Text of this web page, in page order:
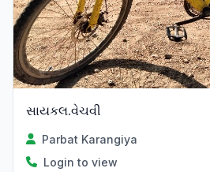
સાયકલ.વેચવી
Parbat Karangiya
Login to view